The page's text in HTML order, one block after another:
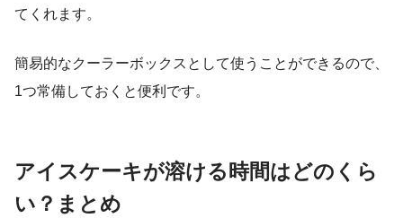
てくれます。
簡易的なクーラーボックスとして使うことができるので、
1つ常備しておくと便利です。
アイスケーキが溶ける時間はどのくら
い？まとめ